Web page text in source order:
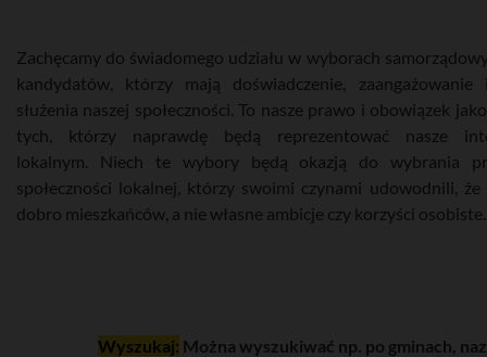
Zachęcamy do świadomego udziału w wyborach
kandydatów, którzy mają doświadczenie,
służenia naszej społeczności. To nasze prawo i obowiązek
tych, którzy naprawdę będą reprezentować nasze
lokalnym. Niech te wybory będą okazją do wybrania
społeczności lokalnej, którzy swoimi czynami udowodnili,
dobro mieszkańców, a nie własne ambicje czy korzyści osobiste.
Wyszukaj: Można wyszukiwać np. po gminach,